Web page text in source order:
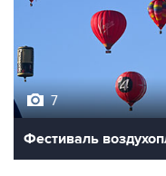
7
Фестиваль